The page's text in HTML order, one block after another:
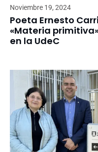
Noviembre 19, 2024
Poeta Ernesto
«Materia
en la UdeC